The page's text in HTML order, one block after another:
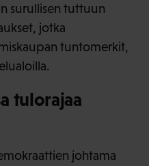
surullisen tuttuun
jotka
tuntomerkit,
tulorajaa
johtama